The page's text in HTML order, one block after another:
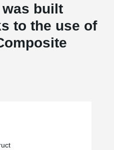
built
to the use of